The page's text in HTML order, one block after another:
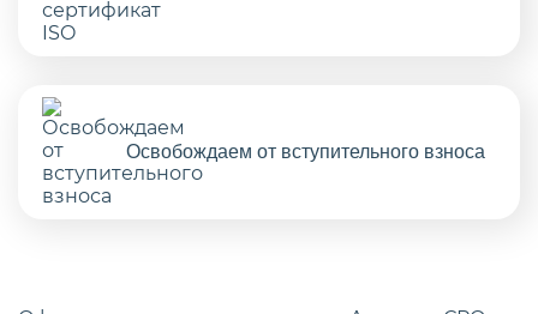
Освобождаем от вступительного взноса